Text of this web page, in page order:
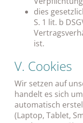
dies
S. 1 lit. b
ist.
V. Cookies
Wir setzen auf
handelt es sich
automatisch
(Laptop, Tablet,